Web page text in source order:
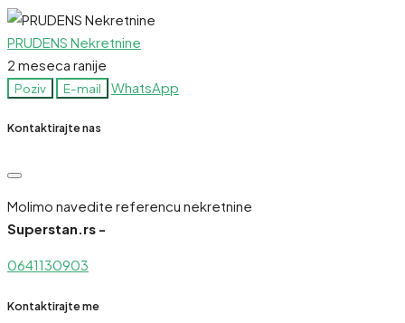
PRUDENS Nekretnine
2 meseca ranije
Poziv E-mail WhatsApp
Kontaktirajte nas
Molimo navedite referencu nekretnine
Superstan.rs -
0641130903
Kontaktirajte me